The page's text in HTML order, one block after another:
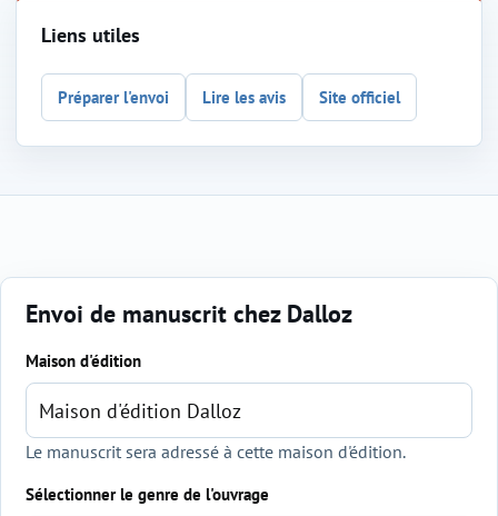
Liens utiles
Préparer l'envoi Lire les avis Site officiel
Envoi de manuscrit chez Dalloz
Sélection de l'éditeur et du genre
Maison d'édition
Le manuscrit sera adressé à cette maison d'édition.
Sélectionner le genre de l'ouvrage